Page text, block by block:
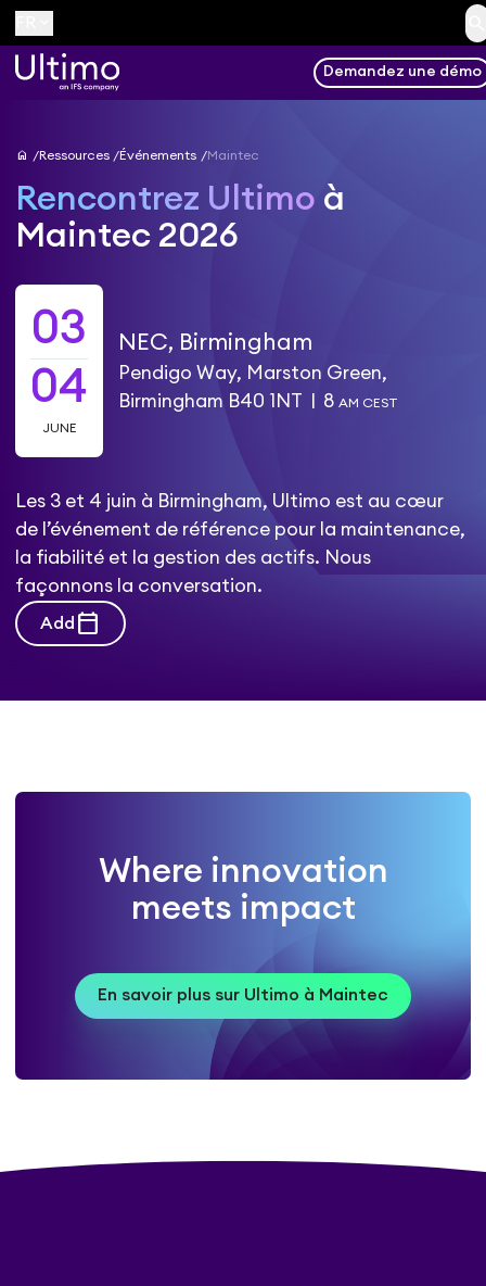
Demandez une démo
home Ressources Événements Maintec
Rencontrez Ultimo à
Maintec 2026
03
04
JUNE
NEC, Birmingham
Pendigo Way, Marston Green,
Birmingham B40 1NT
8 AM CEST
Les 3 et 4 juin à Birmingham, Ultimo est au cœur
de l’événement de référence pour la maintenance,
la fiabilité et la gestion des actifs. Nous
façonnons la conversation.
Add calendar_today
Where innovation
meets impact
En savoir plus sur Ultimo à Maintec